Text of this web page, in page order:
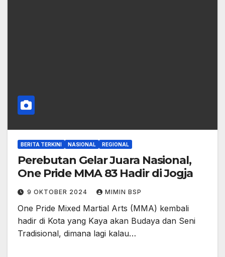
BERITA TERKINI NASIONAL REGIONAL
Perebutan Gelar Juara Nasional,
One Pride MMA 83 Hadir di Jogja
9 OKTOBER 2024 MIMIN BSP
One Pride Mixed Martial Arts (MMA) kembali
hadir di Kota yang Kaya akan Budaya dan Seni
Tradisional, dimana lagi kalau…